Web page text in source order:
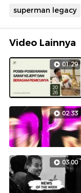
superman legacy
Video Lainnya
01:29
02:33
03:00